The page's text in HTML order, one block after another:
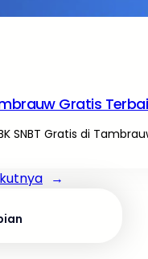
Gratis
SNBT Gratis di
→